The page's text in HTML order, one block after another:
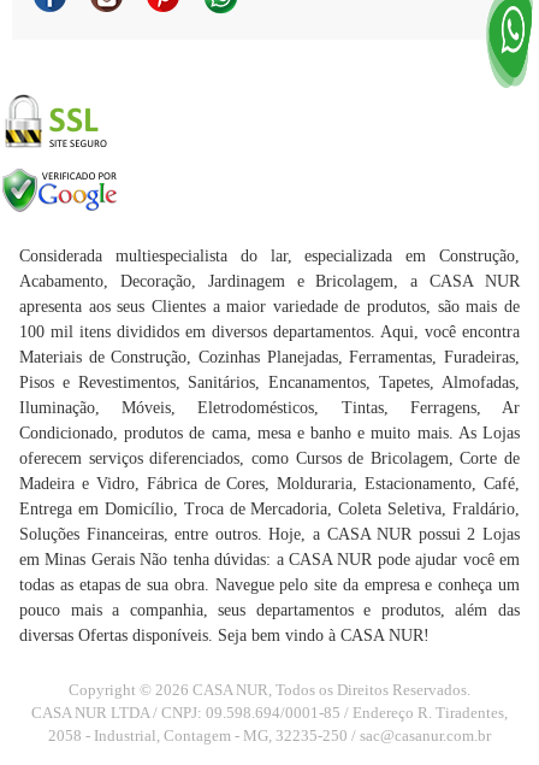
Considerada multiespecialista do lar, especializada em Construção,
Acabamento, Decoração, Jardinagem e Bricolagem, a CASA NUR
apresenta aos seus Clientes a maior variedade de produtos, são mais de
100 mil itens divididos em diversos departamentos. Aqui, você encontra
Materiais de Construção, Cozinhas Planejadas, Ferramentas, Furadeiras,
Pisos e Revestimentos, Sanitários, Encanamentos, Tapetes, Almofadas,
Iluminação, Móveis, Eletrodomésticos, Tintas, Ferragens, Ar
Condicionado, produtos de cama, mesa e banho e muito mais. As Lojas
oferecem serviços diferenciados, como Cursos de Bricolagem, Corte de
Madeira e Vidro, Fábrica de Cores, Molduraria, Estacionamento, Café,
Entrega em Domicílio, Troca de Mercadoria, Coleta Seletiva, Fraldário,
Soluções Financeiras, entre outros. Hoje, a CASA NUR possui 2 Lojas
em Minas Gerais Não tenha dúvidas: a CASA NUR pode ajudar você em
todas as etapas de sua obra. Navegue pelo site da empresa e conheça um
pouco mais a companhia, seus departamentos e produtos, além das
diversas Ofertas disponíveis. Seja bem vindo à CASA NUR!
Copyright © 2026 CASA NUR, Todos os Direitos Reservados.
CASA NUR LTDA / CNPJ: 09.598.694/0001-85 / Endereço R. Tiradentes,
2058 - Industrial, Contagem - MG, 32235-250 / sac@casanur.com.br